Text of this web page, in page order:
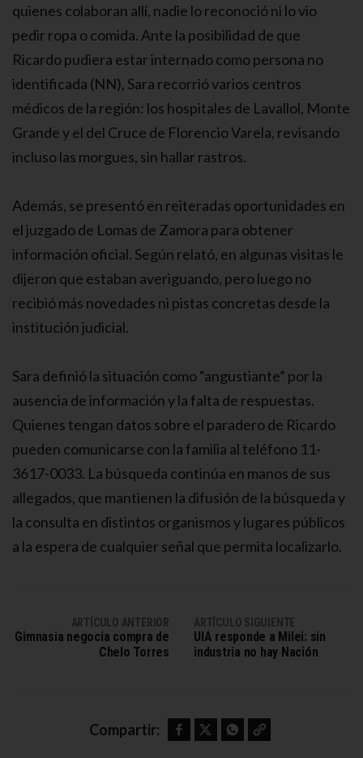
quienes colaboran allí, nadie lo reconoció ni lo vio
pedir ropa o comida. Ante la posibilidad de que
Ricardo pudiera estar internado como persona no
identificada (NN), Sara recorrió varios centros
médicos de la región: los hospitales de Lavallol, Monte
Grande y el del Cruce de Florencio Varela, revisando
incluso las morgues, sin hallar rastros.
Además, se presentó en reiteradas oportunidades en
el juzgado de Lomas de Zamora para obtener
información oficial. Según relató, en algunas visitas le
dijeron que estaban averiguando, pero luego no
recibió más novedades ni pistas concretas desde la
institución judicial.
Sara definió la situación como “angustiante” por la
ausencia de información y la falta de respuestas.
Quienes tengan datos sobre el paradero de Ricardo
pueden comunicarse con la familia al teléfono 11-
3617-0033. La búsqueda continúa en manos de sus
allegados, que mantienen la difusión de la búsqueda y
la consulta en distintos organismos y lugares públicos
a la espera de cualquier señal que permita localizarlo.
ARTÍCULO ANTERIOR
Gimnasia negocia compra de
Chelo Torres
ARTÍCULO SIGUIENTE
UIA responde a Milei: sin
industria no hay Nación
Compartir: Facebook Twitter WhatsApp Copy link